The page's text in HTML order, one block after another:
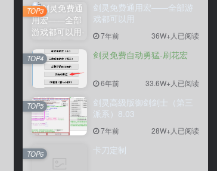
剑灵免费通用宏——全部游
戏都可以用
7年前 36W+人已阅读
TOP3
剑灵免费自动勇猛-刷花宏
6年前 33.6W+人已阅读
TOP4
剑灵高级版御剑剑士（第三
派系）8.03
7年前 28W+人已阅读
TOP5
卡刀定制
TOP6